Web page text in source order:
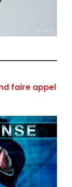
faire appel